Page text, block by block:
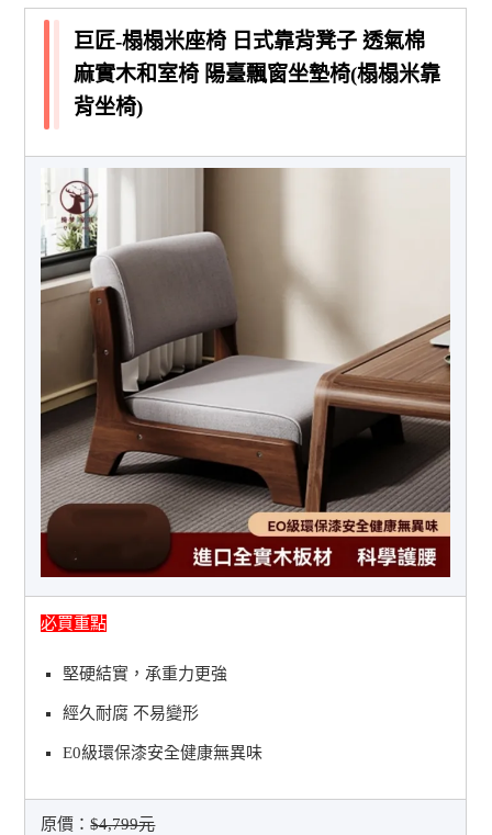
巨匠-榻榻米座椅 日式靠背凳子 透氣棉
麻實木和室椅 陽臺飄窗坐墊椅(榻榻米靠
背坐椅)
必買重點
堅硬結實，承重力更強
經久耐腐 不易變形
E0級環保漆安全健康無異味
原價：$4,799元